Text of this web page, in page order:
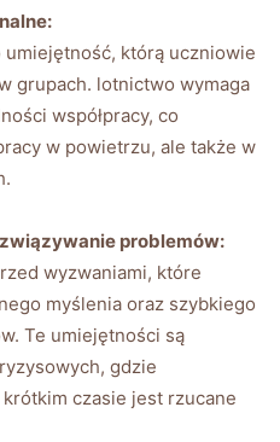
umiejętność, którą uczniowie
grupach. lotnictwo wymaga
współpracy, co
w powietrzu, ale także w
problemów:
wyzwaniami, które
myślenia oraz szybkiego
Te umiejętności są
gdzie
czasie jest rzucane